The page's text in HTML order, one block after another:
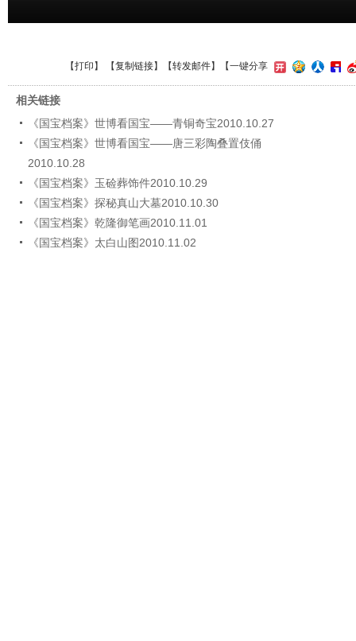
【打印 】 【复制链接】【转发邮件】 【一键分享
相关链接
《国宝档案》世博看国宝——青铜奇宝2010.10.27
《国宝档案》世博看国宝——唐三彩陶叠置伎俑
2010.10.28
《国宝档案》玉硷葬饰件2010.10.29
《国宝档案》探秘真山大墓2010.10.30
《国宝档案》乾隆御笔画2010.11.01
《国宝档案》太白山图2010.11.02